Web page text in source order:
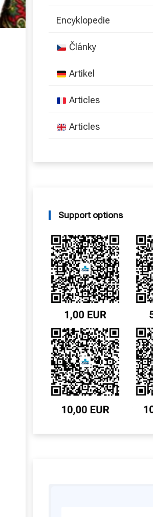
Encyklopedie
Články
Artikel
Articles
Articles
Support options